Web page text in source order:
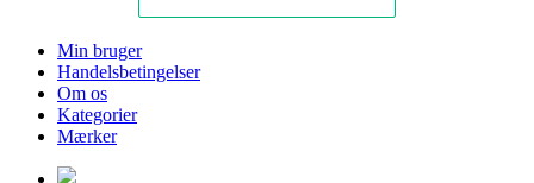
Min bruger
Handelsbetingelser
Om os
Kategorier
Mærker